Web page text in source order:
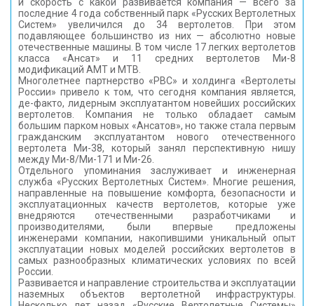
последние 4 года собственный парк «Русских Вертолетных
Систем» увеличился до 34 вертолетов. При этом
подавляющее большинство из них — абсолютно новые
отечественные машины. В том числе 17 легких вертолетов
класса «Ансат» и 11 средних вертолетов Ми-8
модификаций АМТ и МТВ.
Многолетнее партнерство «РВС» и холдинга «Вертолеты
России» привело к том, что сегодня компания является,
де-факто, лидерным эксплуатантом новейших российских
вертолетов. Компания не только обладает самым
большим парком новых «Ансатов», но также стала первым
гражданским эксплуатантом нового отечественного
вертолета Ми-38, который занял перспективную нишу
между Ми-8/Ми-171 и Ми-26.
Отдельного упоминания заслуживает и инженерная
служба «Русских Вертолетных Систем». Многие решения,
направленные на повышение комфорта, безопасности и
эксплуатационных качеств вертолетов, которые уже
внедряются отечественными разработчиками и
производителями, были впервые предложены
инженерами компании, накопившими уникальный опыт
эксплуатации новых моделей российских вертолетов в
самых разнообразных климатических условиях по всей
России.
Развивается и направление строительства и эксплуатации
наземных объектов вертолетной инфраструктуры.